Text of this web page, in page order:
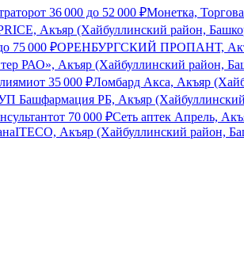
от 36 000 до 52 000 ₽Монетка,
Акъяр (Хайбуллинский район,
75 000 ₽ОРЕНБУРГСКИЙ ПРОПАНТ,
РАО», Акъяр (Хайбуллинский район,
от 35 000 ₽Ломбард Акса, Акъяр
Башфармация РБ, Акъяр
от 70 000 ₽Сеть аптек Апрель,
ITECO, Акъяр (Хайбуллинский район,